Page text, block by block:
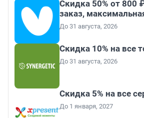
Скидка 50% от 800
заказ,
До 31 августа, 2026
Скидка 10% на все
До 31 августа, 2026
Скидка 5% на все
До 1 января, 2027